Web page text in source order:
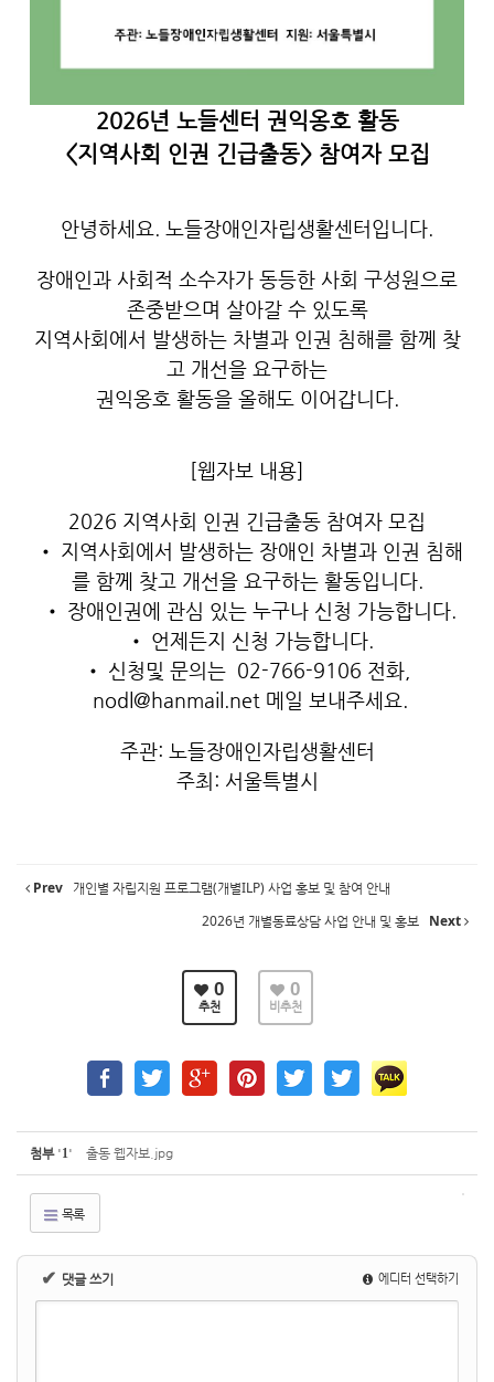
2026년 노들센터 권익옹호 활동
<지역사회 인권 긴급출동> 참여자 모집
안녕하세요. 노들장애인자립생활센터입니다.
장애인과 사회적 소수자가 동등한 사회 구성원으로
존중받으며 살아갈 수 있도록
지역사회에서 발생하는 차별과 인권 침해를 함께 찾
고 개선을 요구하는
권익옹호 활동을 올해도 이어갑니다.
[웹자보 내용]
2026 지역사회 인권 긴급출동 참여자 모집
• 지역사회에서 발생하는 장애인 차별과 인권 침해
를 함께 찾고 개선을 요구하는 활동입니다.
• 장애인권에 관심 있는 누구나 신청 가능합니다.
• 언제든지 신청 가능합니다.
• 신청및 문의는 02-766-9106 전화,
nodl@hanmail.net 메일 보내주세요.
주관: 노들장애인자립생활센터
주최: 서울특별시
Prev 개인별 자립지원 프로그램(개별ILP) 사업 홍보 및 참여 안내
2026년 개별동료상담 사업 안내 및 홍보 Next
0
추천
0
비추천
첨부 '1' 출동 웹자보.jpg
목록
✔ 댓글 쓰기 에디터 선택하기